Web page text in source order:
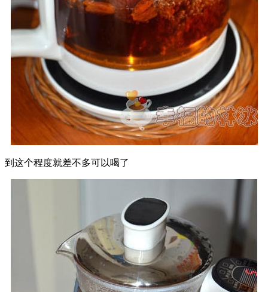
到这个程度就差不多可以喝了